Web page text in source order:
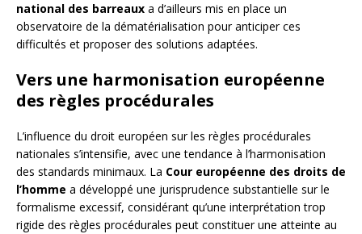
national des barreaux a d’ailleurs mis en place un
observatoire de la dématérialisation pour anticiper ces
difficultés et proposer des solutions adaptées.
Vers une harmonisation européenne
des règles procédurales
L’influence du droit européen sur les règles procédurales
nationales s’intensifie, avec une tendance à l’harmonisation
des standards minimaux. La Cour européenne des droits de
l’homme a développé une jurisprudence substantielle sur le
formalisme excessif, considérant qu’une interprétation trop
rigide des règles procédurales peut constituer une atteinte au